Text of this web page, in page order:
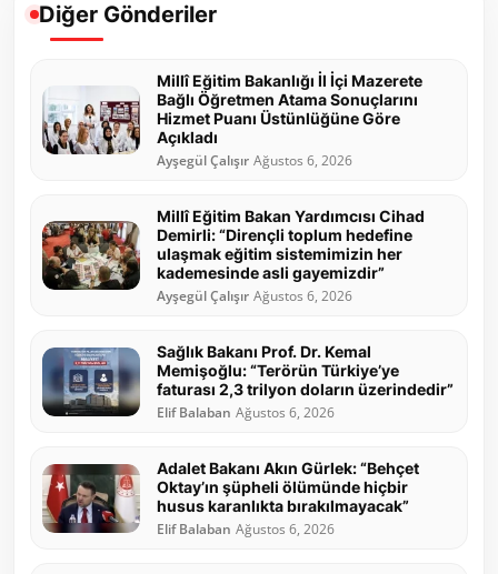
Diğer Gönderiler
Millî Eğitim Bakanlığı İl İçi Mazerete
Bağlı Öğretmen Atama Sonuçlarını
Hizmet Puanı Üstünlüğüne Göre
Açıkladı
Ayşegül Çalışır Ağustos 6, 2026
Millî Eğitim Bakan Yardımcısı Cihad
Demirli: “Dirençli toplum hedefine
ulaşmak eğitim sistemimizin her
kademesinde asli gayemizdir”
Ayşegül Çalışır Ağustos 6, 2026
Sağlık Bakanı Prof. Dr. Kemal
Memişoğlu: “Terörün Türkiye’ye
faturası 2,3 trilyon doların üzerindedir”
Elif Balaban Ağustos 6, 2026
Adalet Bakanı Akın Gürlek: “Behçet
Oktay’ın şüpheli ölümünde hiçbir
husus karanlıkta bırakılmayacak”
Elif Balaban Ağustos 6, 2026